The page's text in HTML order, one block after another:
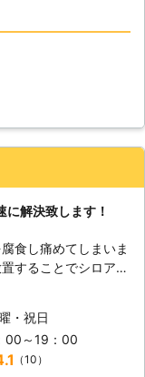
、更には害虫の侵入
で、当社にご相談頂
さい】 雨漏り修理
作業が主です。元々
意なので、太陽光発
も安心しておまかせ
漏り修理の際にご相
の状況はもう分かっ
適なシステムをご提
に解決致します！
食し痛めてしまいま
することでシロアリ
たり、健康被害も心
で早急に解決すべき
。そんな雨漏りに株
ィはスピーディーに
客様が安心して暮ら
・祝日
00～19：00
（10）